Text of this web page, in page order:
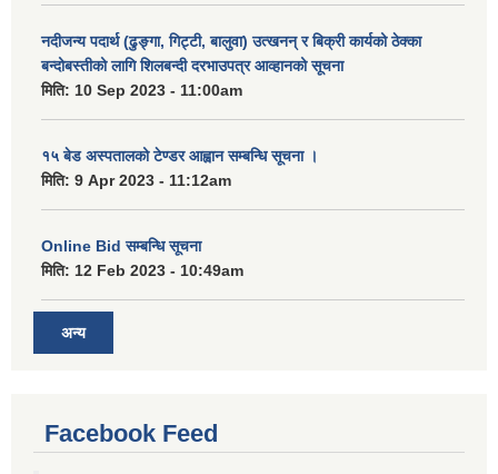
नदीजन्य पदार्थ (ढुङ्गा, गिट्टी, बालुवा) उत्खनन् र बिक्री कार्यको ठेक्का
बन्दोबस्तीको लागि शिलबन्दी दरभाउपत्र आव्हानको सूचना
मिति: 10 Sep 2023 - 11:00am
१५ बेड अस्पतालको टेण्डर आह्वान सम्बन्धि सूचना ।
मिति: 9 Apr 2023 - 11:12am
Online Bid सम्बन्धि सूचना
मिति: 12 Feb 2023 - 10:49am
अन्य
Facebook Feed